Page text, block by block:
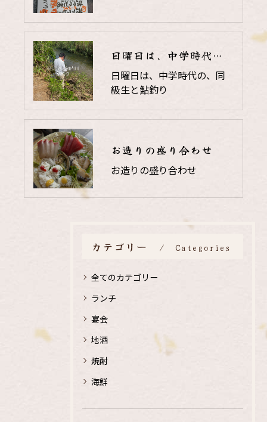
日曜日は、中学時代の、同級生と鮎釣り
日曜日は、中学時代の、同
級生と鮎釣り
お造りの盛り合わせ
お造りの盛り合わせ
カテゴリー Categories
全てのカテゴリー
ランチ
宴会
地酒
焼酎
海鮮